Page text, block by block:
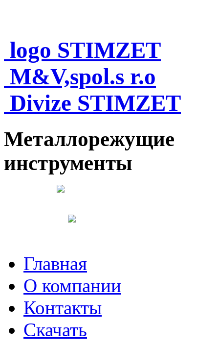
logo STIMZET
M&V,spol.s r.o
Divize STIMZET
Металлорежущие
инструменты
Главная
О компании
Контакты
Скачать